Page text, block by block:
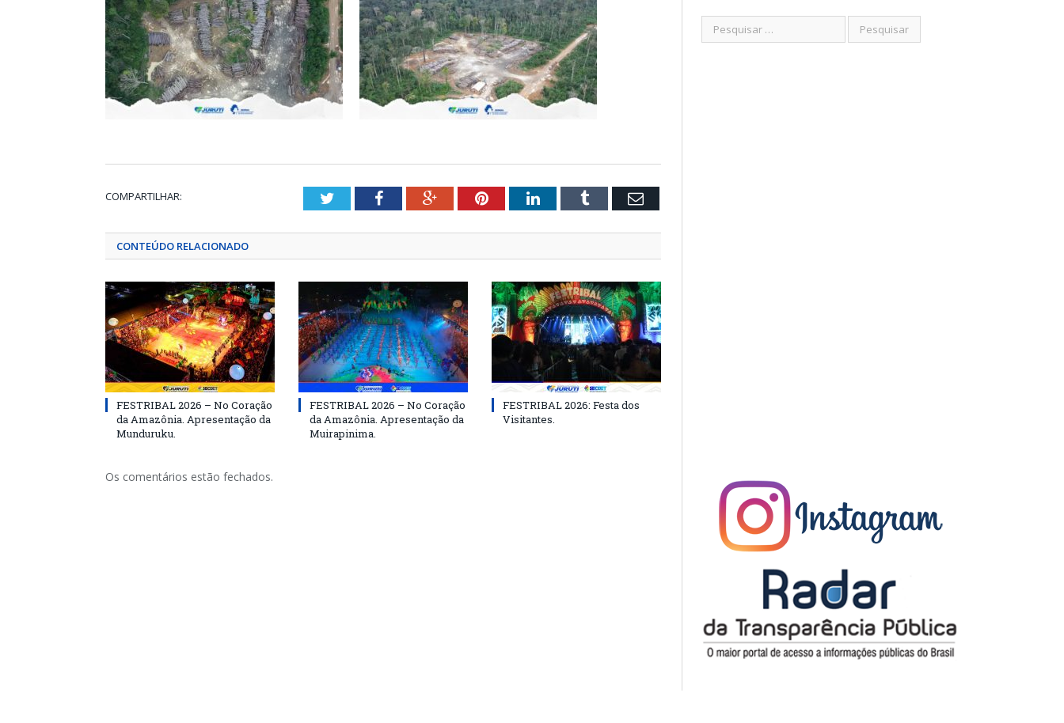
COMPARTILHAR: TwitterFacebookGoogle+PinterestLinkedInTumblr Email
CONTEÚDO RELACIONADO
FESTRIBAL 2026 – No Coração
da Amazônia. Apresentação da
Munduruku.
FESTRIBAL 2026 – No Coração
da Amazônia. Apresentação da
Muirapinima.
FESTRIBAL 2026: Festa dos
Visitantes.
Os comentários estão fechados.